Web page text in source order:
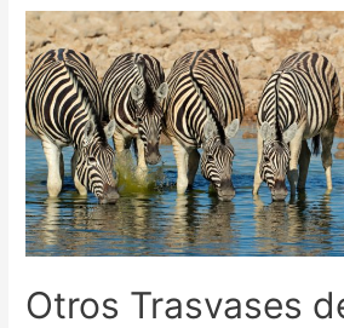
Otros Trasvases